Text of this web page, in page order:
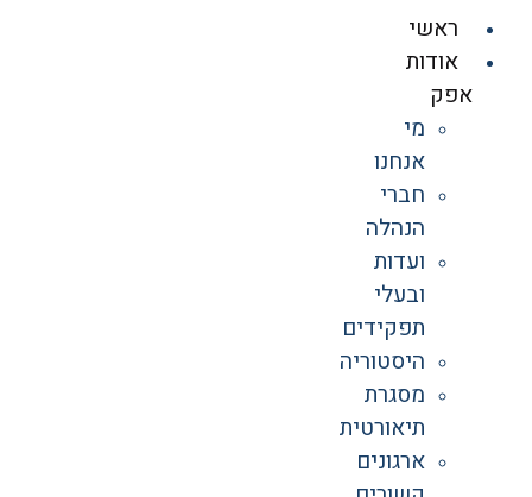
ראשי
אודות
אפק
מי
אנחנו
חברי
הנהלה
ועדות
ובעלי
תפקידים
היסטוריה
מסגרת
תיאורטית
ארגונים